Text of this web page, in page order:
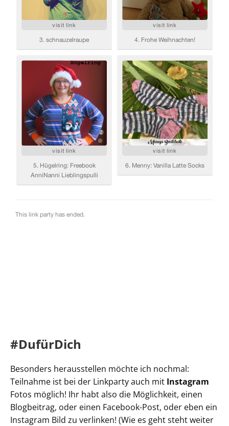
#DufürDich
Besonders herausstellen möchte ich nochmal:
Teilnahme ist bei der Linkparty auch mit Instagram
Fotos möglich! Ihr habt also die Möglichkeit, einen
Blogbeitrag, oder einen Facebook-Post, oder eben ein
Instagram Bild zu verlinken! (Wie es geht steht weiter